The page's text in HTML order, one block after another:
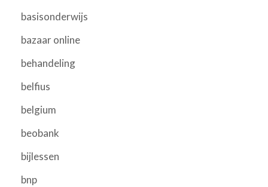
basisonderwijs
bazaar online
behandeling
belfius
belgium
beobank
bijlessen
bnp